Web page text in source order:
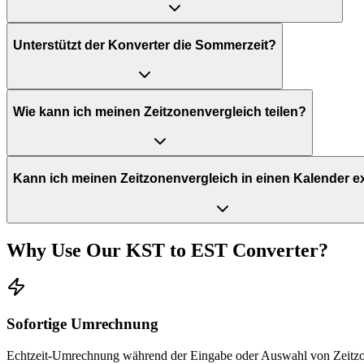
Unterstützt der Konverter die Sommerzeit?
Wie kann ich meinen Zeitzonenvergleich teilen?
Kann ich meinen Zeitzonenvergleich in einen Kalender
Why Use Our KST to EST Converter?
Sofortige Umrechnung
Echtzeit-Umrechnung während der Eingabe oder Auswahl von